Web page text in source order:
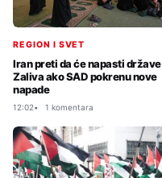
REGION I SVET
Iran preti da će napasti države
Zaliva ako SAD pokrenu nove
napade
12:02 1 komentara